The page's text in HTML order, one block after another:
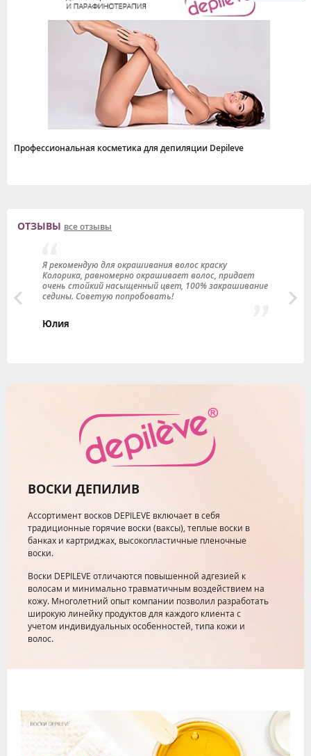
Профессиональная косметика для депиляции Depileve
ОТЗЫВЫ все отзывы
Я рекомендую для окрашивания волос краску
Колорика, равномерно окрашивает волос, придает
очень стойкий насыщенный цвет, 100% закрашивание
седины. Советую попробовать!
Юлия
ВОСКИ ДЕПИЛИВ
Ассортимент восков DEPILEVE включает в себя
традиционные горячие воски (ваксы), теплые воски в
банках и картриджах, высокопластичные пленочные
воски.
Воски DEPILEVE отличаются повышенной адгезией к
волосам и минимально травматичным воздействием на
кожу. Многолетний опыт компании позволил разработать
широкую линейку продуктов для каждого клиента с
учетом индивидуальных особенностей, типа кожи и
волос.